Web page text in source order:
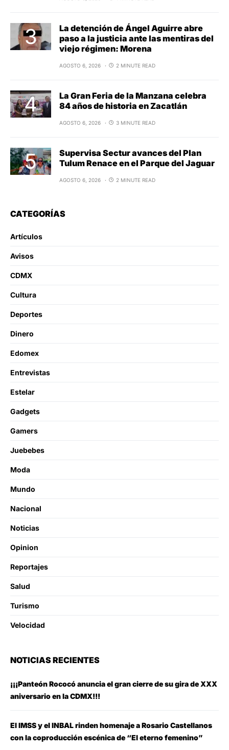
La detención de Ángel Aguirre abre
paso a la justicia ante las mentiras del
viejo régimen: Morena
AGOSTO 6, 2026 2 MINUTE READ
La Gran Feria de la Manzana celebra
84 años de historia en Zacatlán
AGOSTO 6, 2026 3 MINUTE READ
Supervisa Sectur avances del Plan
Tulum Renace en el Parque del Jaguar
AGOSTO 6, 2026 2 MINUTE READ
CATEGORÍAS
Artículos
Avisos
CDMX
Cultura
Deportes
Dinero
Edomex
Entrevistas
Estelar
Gadgets
Gamers
Juebebes
Moda
Mundo
Nacional
Noticias
Opinion
Reportajes
Salud
Turismo
Velocidad
NOTICIAS RECIENTES
¡¡¡Panteón Rococó anuncia el gran cierre de su gira de XXX
aniversario en la CDMX!!!
El IMSS y el INBAL rinden homenaje a Rosario Castellanos
con la coproducción escénica de “El eterno femenino”